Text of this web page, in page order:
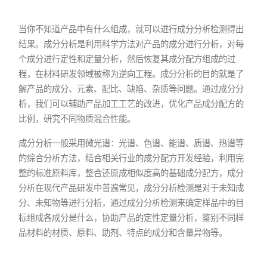
当你不知道产品中有什么组成，就可以进行成分分析检测得出
结果。成分分析是利用科学方法对产品的成分进行分析，对每
个成分进行定性和定量分析，然后恢复其成分配方组成的过
程，在材料研发领域被称为逆向工程。成分分析的目的就是了
解产品的成分、元素、配比、缺陷、杂质等问题。通过成分分
析，我们可以辅助产品加工工艺的改进，优化产品成分配方的
比例，研究不同物质混合性能。
成分分析一般采用微光谱：光谱、色谱、能谱、质谱、热谱等
的综合分析方法，结合相关行业的成分配方开发经验，利用完
整的标准原料库，整合还原成相似度高的基础成分配方，成分
分析在现代产品研发中普遍常见，成分分析检测是对于未知成
分、未知物等进行分析，通过成分分析检测来确定样品中的目
标组成各成分是什么，协助产品的定性定量分析，鉴别不同样
品材料的材质、原料、助剂、特点的成分和含量异物等。